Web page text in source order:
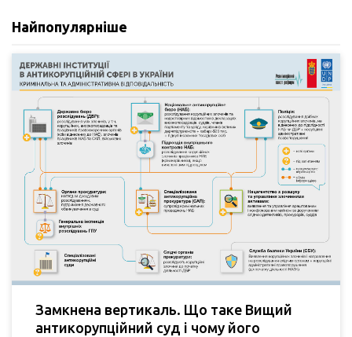
Найпопулярніше
Замкнена вертикаль. Що таке Вищий
антикорупційний суд і чому його